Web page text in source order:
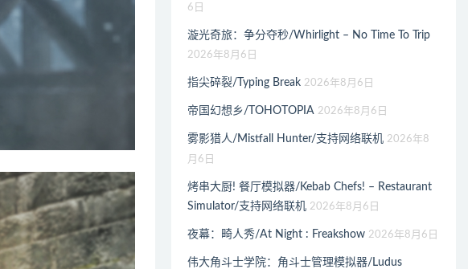
6日
漩光奇旅：争分夺秒/Whirlight – No Time To Trip
2026年8月6日
指尖碎裂/Typing Break 2026年8月6日
帝国幻想乡/TOHOTOPIA 2026年8月6日
雾影猎人/Mistfall Hunter/支持网络联机 2026年8
月6日
烤串大厨! 餐厅模拟器/Kebab Chefs! – Restaurant
Simulator/支持网络联机 2026年8月6日
夜幕：畸人秀/At Night : Freakshow 2026年8月6日
伟大角斗士学院：角斗士管理模拟器/Ludus